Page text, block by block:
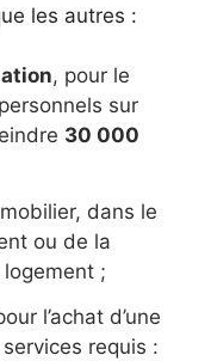
les autres :
, pour le
sur
30 000
dans le
ou de la
logement ;
l’achat d’une
requis :